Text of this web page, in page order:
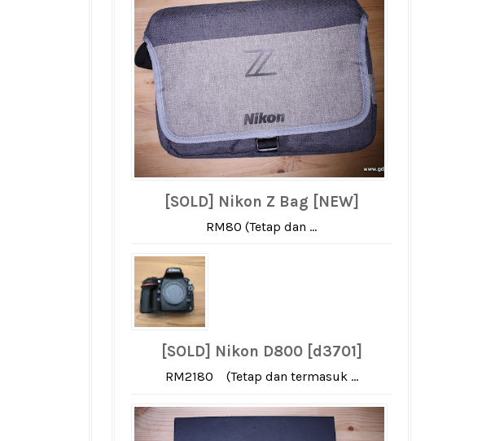
[SOLD] Nikon Z Bag [NEW]
RM80 (Tetap dan ...
[SOLD] Nikon D800 [d3701]
RM2180 (Tetap dan termasuk ...